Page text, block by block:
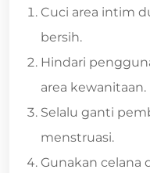
Cuci area intim
bersih.
Hindari
area kewanitaan.
Selalu ganti
menstruasi.
Gunakan celana